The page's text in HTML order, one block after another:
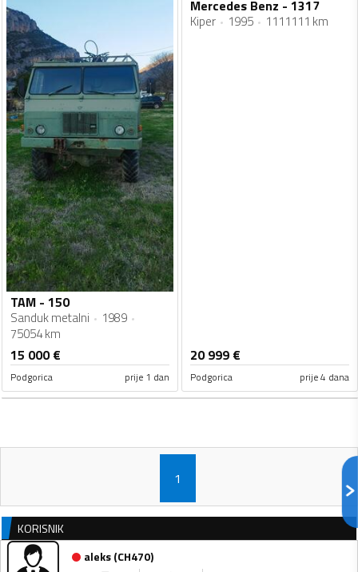
TAM - 150
Sanduk metalni
1989
75054 km
15 000€
Podgorica prije 1 dan
Mercedes Benz - 1317
Kiper 1995 1111111 km
20 999 €
Podgorica prije 4 dana
1
KORISNIK
aleks(CH470)